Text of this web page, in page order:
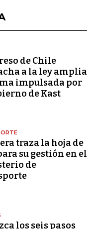
de Chile
a la ley amplia
impulsada por
de Kast
traza la hoja de
su gestión en el
de
los seis pasos